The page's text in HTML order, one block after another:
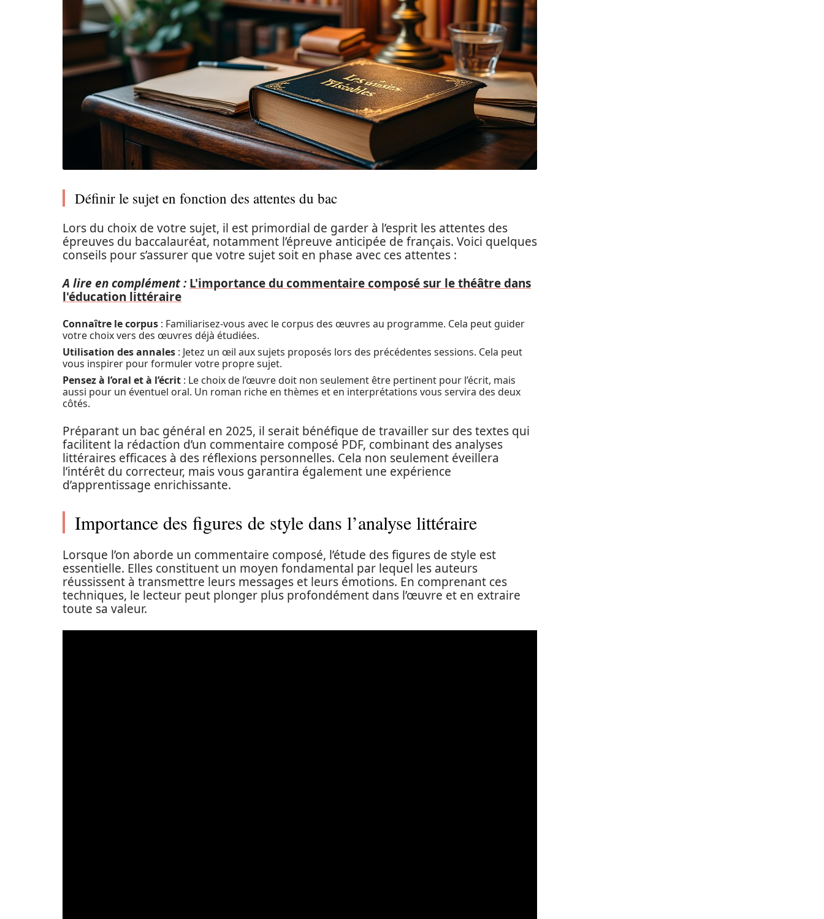
Définir le sujet en fonction des attentes du bac
Lors du choix de votre sujet, il est primordial de garder à l’esprit les attentes des
épreuves du baccalauréat, notamment l’épreuve anticipée de français. Voici quelques
conseils pour s’assurer que votre sujet soit en phase avec ces attentes :
A lire en complément : L'importance du commentaire composé sur le théâtre dans
l'éducation littéraire
Connaître le corpus : Familiarisez-vous avec le corpus des œuvres au programme. Cela peut guider
votre choix vers des œuvres déjà étudiées.
Utilisation des annales : Jetez un œil aux sujets proposés lors des précédentes sessions. Cela peut
vous inspirer pour formuler votre propre sujet.
Pensez à l’oral et à l’écrit : Le choix de l’œuvre doit non seulement être pertinent pour l’écrit, mais
aussi pour un éventuel oral. Un roman riche en thèmes et en interprétations vous servira des deux
côtés.
Préparant un bac général en 2025, il serait bénéfique de travailler sur des textes qui
facilitent la rédaction d’un commentaire composé PDF, combinant des analyses
littéraires efficaces à des réflexions personnelles. Cela non seulement éveillera
l’intérêt du correcteur, mais vous garantira également une expérience
d’apprentissage enrichissante.
Importance des figures de style dans l’analyse littéraire
Lorsque l’on aborde un commentaire composé, l’étude des figures de style est
essentielle. Elles constituent un moyen fondamental par lequel les auteurs
réussissent à transmettre leurs messages et leurs émotions. En comprenant ces
techniques, le lecteur peut plonger plus profondément dans l’œuvre et en extraire
toute sa valeur.